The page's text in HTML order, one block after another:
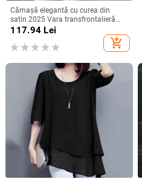
Cămașă elegantă cu curea din
satin 2025 Vara transfrontalieră
Îmbrăcăminte pentru femei
Aliexpress Amazon Casual Confort
Independent Station
117.94 Lei
add_shopping_cart